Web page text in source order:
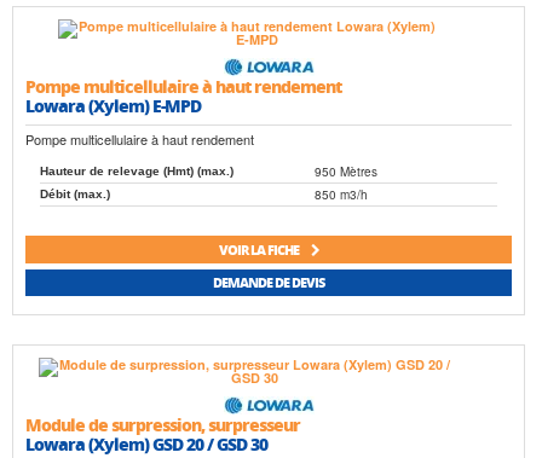
Pompe multicellulaire à haut rendement
Lowara (Xylem) E-MPD
Pompe multicellulaire à haut rendement
Hauteur de relevage (Hmt) (max.) 950 Mètres
Débit (max.) 850 m3/h
VOIR LA FICHE
DEMANDE DE DEVIS
Module de surpression, surpresseur
Lowara (Xylem) GSD 20 / GSD 30